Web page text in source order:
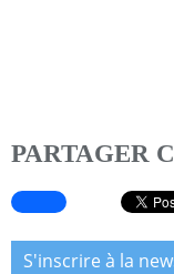
PARTAGER
S'inscrire à la